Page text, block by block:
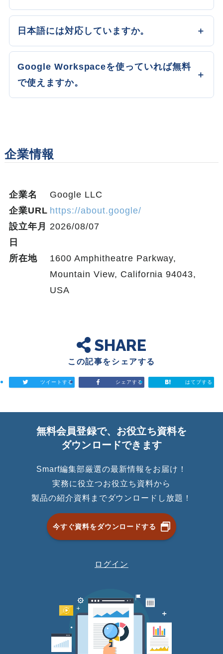
日本語には対応していますか。
Google Workspaceを使っていれば無料
で使えますか。
企業情報
企業名
Google LLC
企業URL https://about.google/
設立年月
日
2026/08/07
所在地
1600 Amphitheatre Parkway,
Mountain View, California 94043,
USA
SHARE
この記事をシェアする
ツイートする シェアする はてブする
無料会員登録で、お役立ち資料を
ダウンロードできます
Smarf編集部厳選の最新情報をお届け！
実務に役立つお役立ち資料から
製品の紹介資料までダウンロードし放題！
今すぐ資料をダウンロードする
ログイン